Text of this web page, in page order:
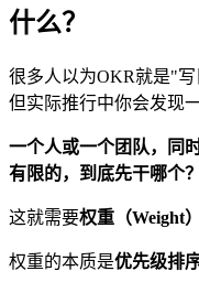
什么？
很多人以为OKR就是"写
但实际推行中你会发现
一个人或一个团队，同
有限的，到底先干哪个？
这就需要权重（Weight）
权重的本质是优先级排